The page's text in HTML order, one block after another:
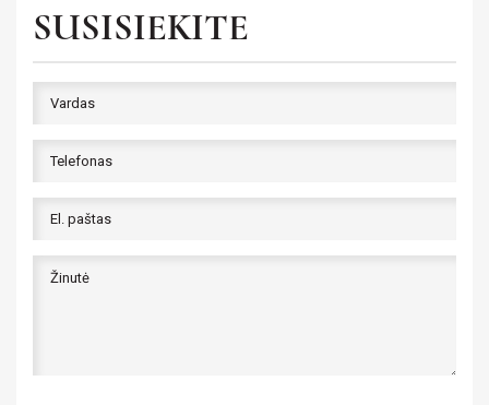
SUSISIEKITE